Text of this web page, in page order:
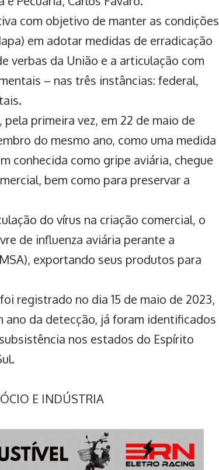
com objetivo de manter as condições
em adotar medidas de erradicação
verbas da União e a articulação com
– nas três instâncias: federal,
primeira vez, em 22 de maio de
do mesmo ano, como uma medida
conhecida como gripe aviária, chegue
bem como para preservar a
do vírus na criação comercial, o
de influenza aviária perante a
exportando seus produtos para
registrado no dia 15 de maio de 2023,
ano da detecção, já foram identificados
nos estados do Espírito
E INDÚSTRIA